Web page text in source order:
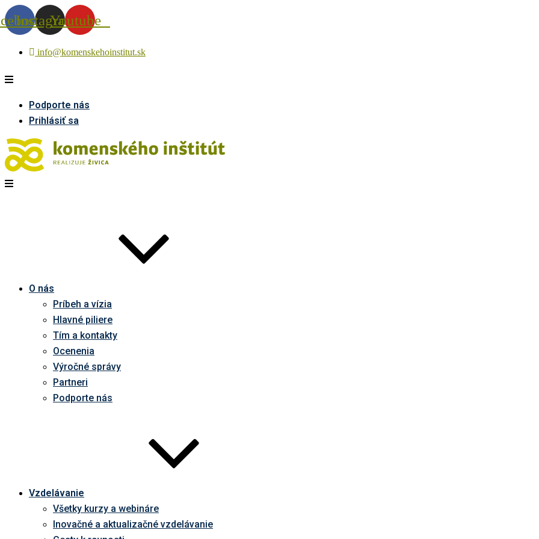
InstagramYoutube
info@komenskehoinstitut.sk
Podporte nás
Prihlásiť sa
O nás
Príbeh a vízia
Hlavné piliere
Tím a kontakty
Ocenenia
Výročné správy
Partneri
Podporte nás
Vzdelávanie
Všetky kurzy a webináre
Inovačné a aktualizačné vzdelávanie